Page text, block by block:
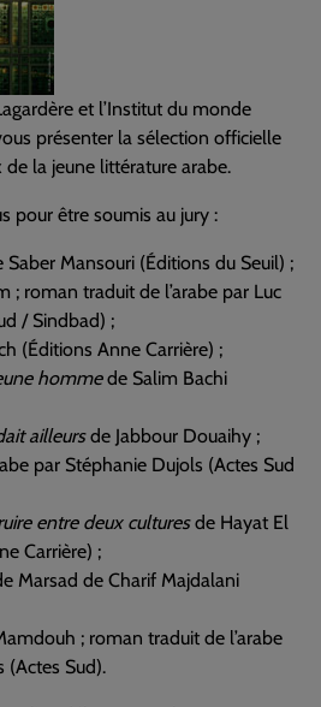
et l’Institut du monde
présenter la sélection officielle
de la jeune littérature arabe.
pour être soumis au jury :
Mansouri (Éditions du Seuil) ;
; roman traduit de l’arabe par Luc
/ Sindbad) ;
(Éditions Anne Carrière) ;
hommede Salim Bachi
ailleursde Jabbour Douaihy ;
par Stéphanie Dujols (Actes Sud
entre deux culturesde Hayat El
Carrière) ;
Marsad de Charif Majdalani
; roman traduit de l’arabe
(Actes Sud).